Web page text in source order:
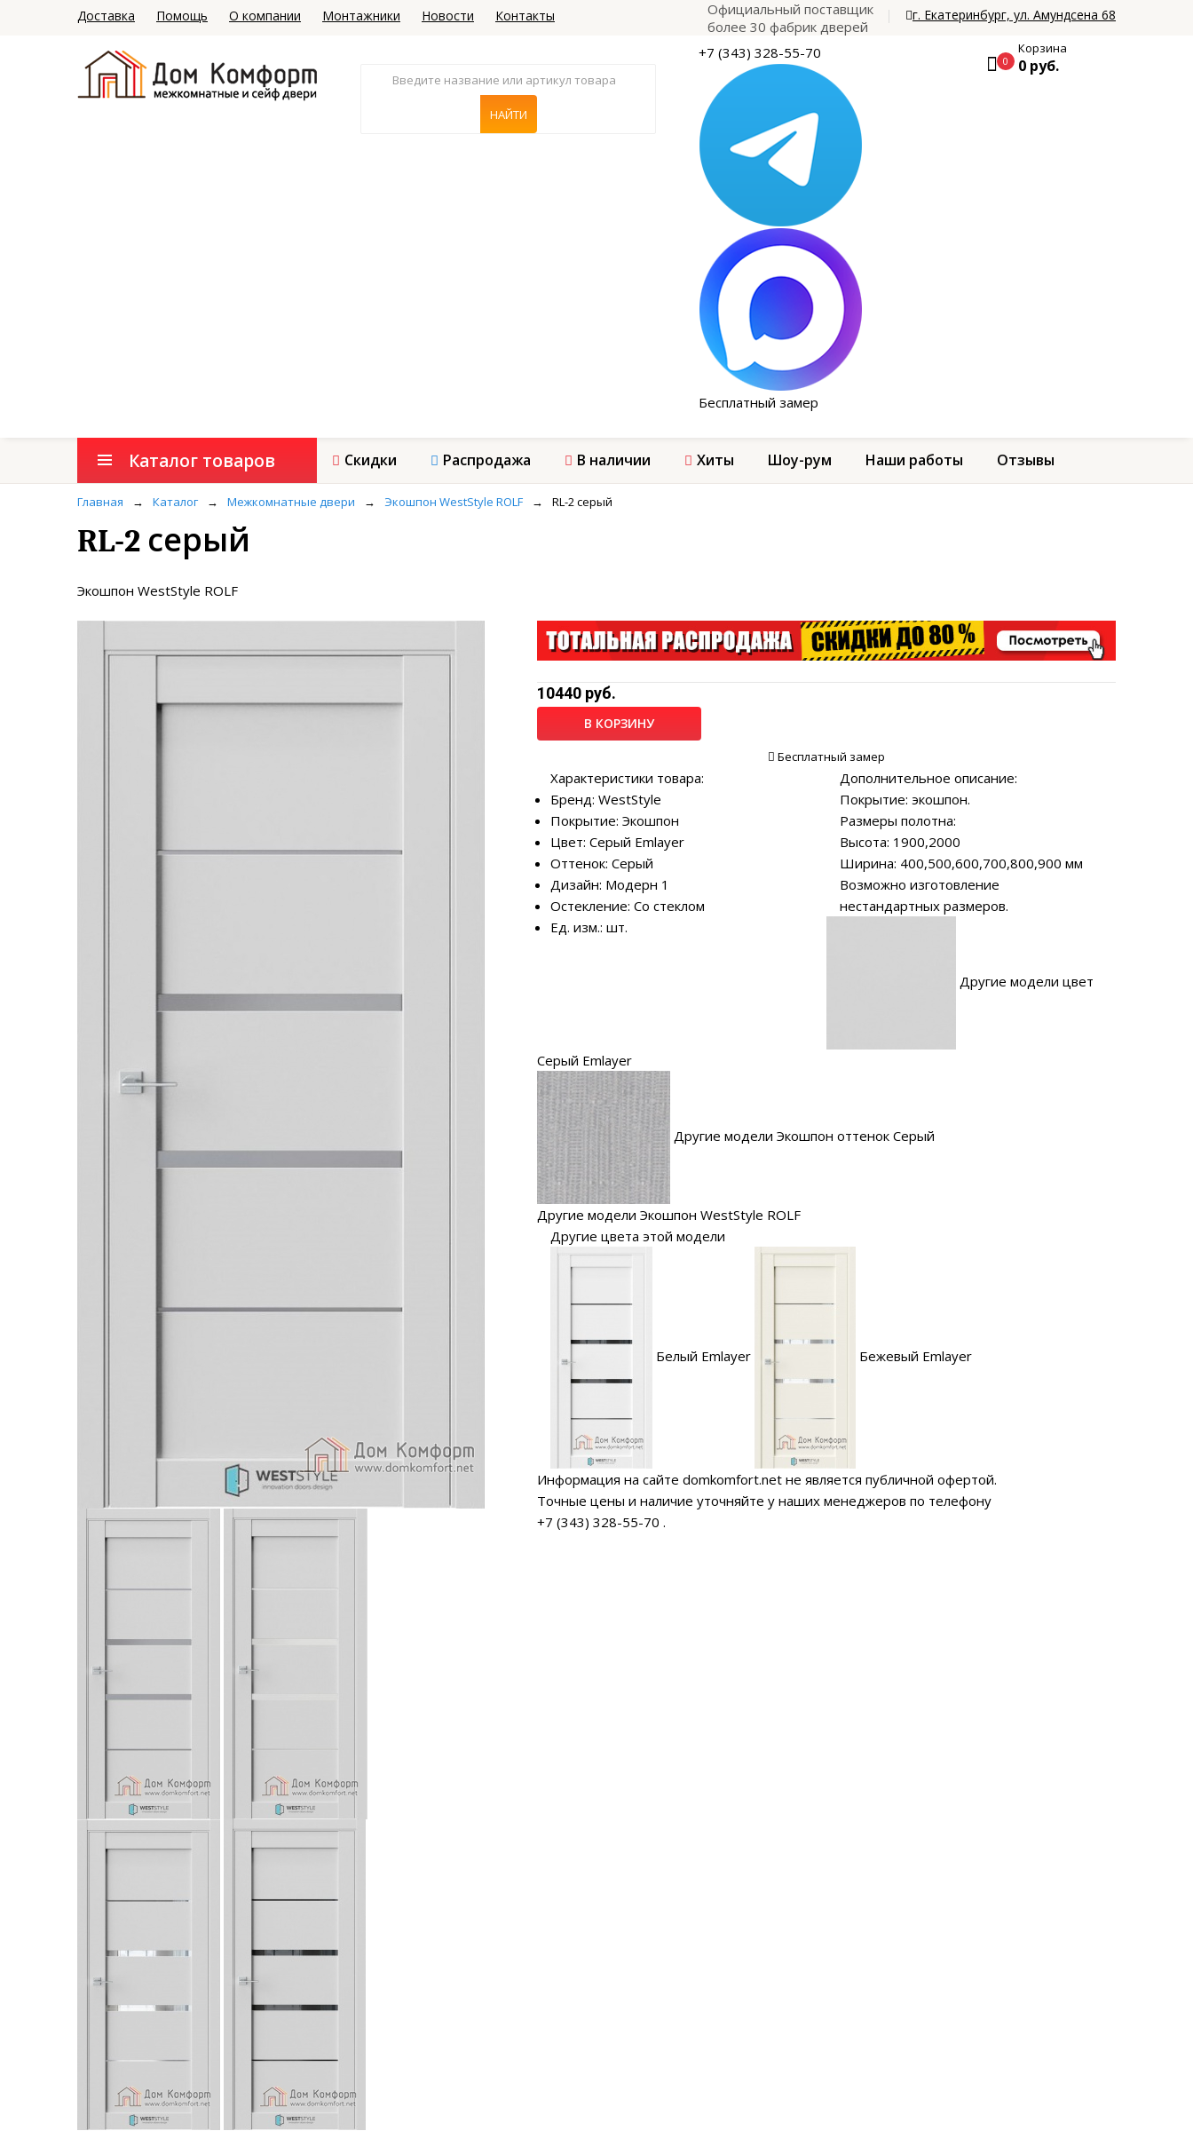
Доставка Помощь О компании Монтажники Новости Контакты
Официальный поставщик
более 30 фабрик дверей
г. Екатеринбург, ул. Амундсена 68
+7 (343) 328-55-70
Бесплатный замер
0
Корзина
0 руб.
Каталог товаров Скидки Распродажа В наличии Хиты Шоу-рум Наши работы Отзывы
Главная → Каталог → Межкомнатные двери → Экошпон WestStyle ROLF → RL-2 серый
RL-2 серый
Экошпон WestStyle ROLF
10440 руб.
В КОРЗИНУ
Бесплатный замер
Характеристики товара:
Бренд: WestStyle
Покрытие: Экошпон
Цвет: Серый Emlayer
Оттенок: Серый
Дизайн: Модерн 1
Остекление: Со стеклом
Ед. изм.: шт.
Дополнительное описание:
Покрытие: экошпон.
Размеры полотна:
Высота: 1900,2000
Ширина: 400,500,600,700,800,900 мм
Возможно изготовление
нестандартных размеров.
Другие модели цвет
Серый Emlayer
Другие модели Экошпон оттенок Серый
Другие модели Экошпон WestStyle ROLF
Другие цвета этой модели
Белый Emlayer Бежевый Emlayer
Информация на сайте domkomfort.net не является публичной офертой.
Точные цены и наличие уточняйте у наших менеджеров по телефону
+7 (343) 328-55-70 .